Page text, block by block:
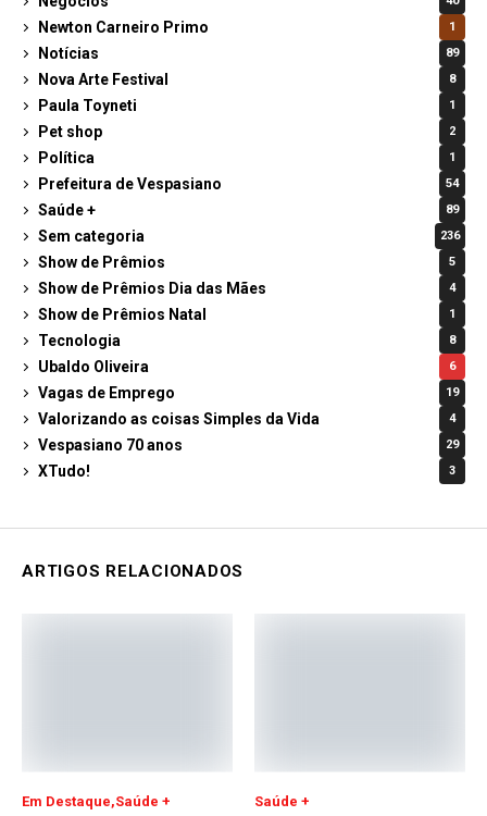
Newton Carneiro Primo 1
Notícias 89
Nova Arte Festival 8
Paula Toyneti 1
Pet shop 2
Política 1
Prefeitura de Vespasiano 54
Saúde + 89
Sem categoria 236
Show de Prêmios 5
Show de Prêmios Dia das Mães 4
Show de Prêmios Natal 1
Tecnologia 8
Ubaldo Oliveira 6
Vagas de Emprego 19
Valorizando as coisas Simples da Vida 4
Vespasiano 70 anos 29
XTudo! 3
ARTIGOS RELACIONADOS
Em Destaque Saúde + Saúde +